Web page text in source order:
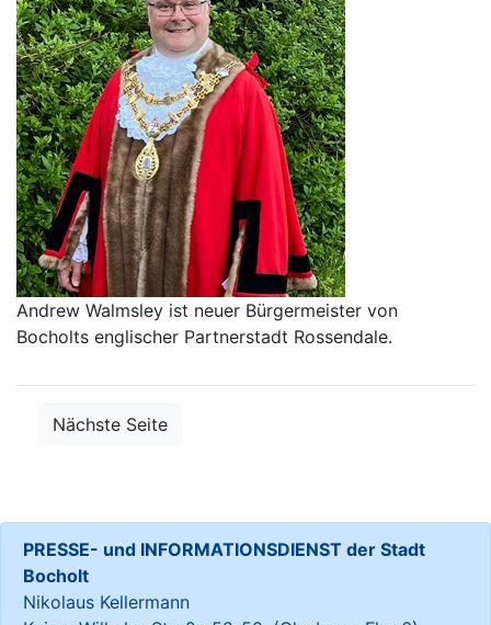
Andrew Walmsley ist neuer Bürgermeister von
Bocholts englischer Partnerstadt Rossendale.
Nächste Seite
PRESSE- und INFORMATIONSDIENST der Stadt
Bocholt
Nikolaus Kellermann